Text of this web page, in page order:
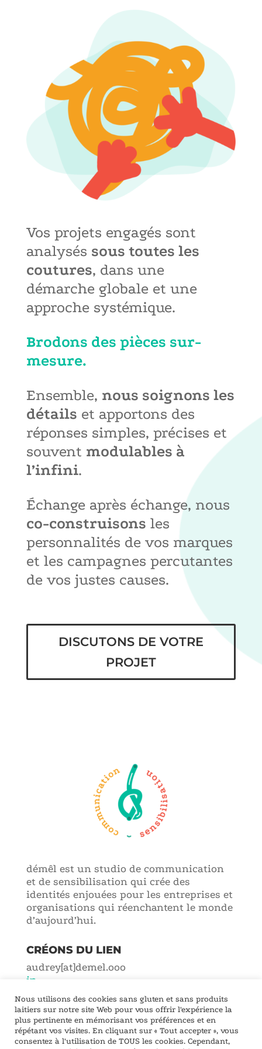
Vos projets engagés sont
analysés sous toutes les
coutures, dans une
démarche globale et une
approche systémique.
Brodons des pièces sur-
mesure.
Ensemble, nous soignons les
détails et apportons des
réponses simples, précises et
souvent modulables à
l’infini.
Échange après échange, nous
co-construisons les
personnalités de vos marques
et les campagnes percutantes
de vos justes causes.
DISCUTONS DE VOTRE
PROJET
démêl est un studio de communication
et de sensibilisation qui crée des
identités enjouées pour les entreprises et
organisations qui réenchantent le monde
d’aujourd’hui.
CRÉONS DU LIEN
audrey[at]demel.ooo
in
Lyon – Francophonie
Fabriqué avec humour, toujours :D, entre Lyon et
la Franche-Comté -SYNCHRONICITÉ-CGV-
Nous utilisons des cookies sans gluten et sans produits
laitiers sur notre site Web pour vous offrir l'expérience la
plus pertinente en mémorisant vos préférences et en
répétant vos visites. En cliquant sur « Tout accepter », vous
consentez à l'utilisation de TOUS les cookies. Cependant,